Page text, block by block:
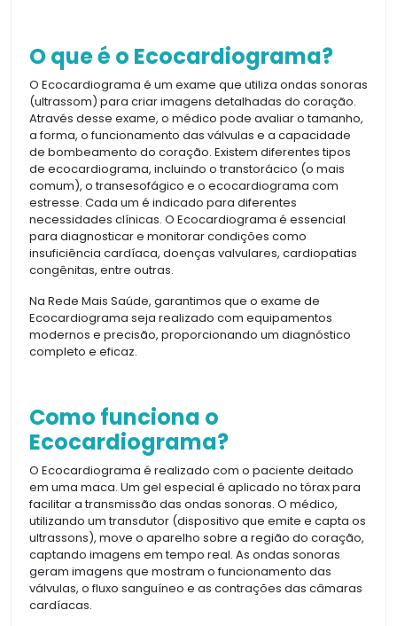
O que é o Ecocardiograma?
O Ecocardiograma é um exame que utiliza ondas sonoras
(ultrassom) para criar imagens detalhadas do coração.
Através desse exame, o médico pode avaliar o tamanho,
a forma, o funcionamento das válvulas e a capacidade
de bombeamento do coração. Existem diferentes tipos
de ecocardiograma, incluindo o transtorácico (o mais
comum), o transesofágico e o ecocardiograma com
estresse. Cada um é indicado para diferentes
necessidades clínicas. O Ecocardiograma é essencial
para diagnosticar e monitorar condições como
insuficiência cardíaca, doenças valvulares, cardiopatias
congênitas, entre outras.
Na Rede Mais Saúde, garantimos que o exame de
Ecocardiograma seja realizado com equipamentos
modernos e precisão, proporcionando um diagnóstico
completo e eficaz.
Como funciona o
Ecocardiograma?
O Ecocardiograma é realizado com o paciente deitado
em uma maca. Um gel especial é aplicado no tórax para
facilitar a transmissão das ondas sonoras. O médico,
utilizando um transdutor (dispositivo que emite e capta os
ultrassons), move o aparelho sobre a região do coração,
captando imagens em tempo real. As ondas sonoras
geram imagens que mostram o funcionamento das
válvulas, o fluxo sanguíneo e as contrações das câmaras
cardíacas.